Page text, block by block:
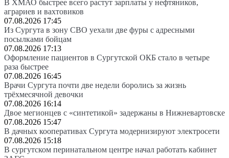
В ХМАО быстрее всего растут зарплаты у нефтяников,
аграриев и вахтовиков
07.08.2026 17:45
Из Сургута в зону СВО уехали две фуры с адресными
посылками бойцам
07.08.2026 17:13
Оформление пациентов в Сургутской ОКБ стало в четыре
раза быстрее
07.08.2026 16:45
Врачи Сургута почти две недели боролись за жизнь
трёхмесячной девочки
07.08.2026 16:14
Двое мегионцев с «синтетикой» задержаны в Нижневартовске
07.08.2026 15:47
В дачных кооперативах Сургута модернизируют электросети
07.08.2026 15:18
В сургутском перинатальном центре начал работать кабинет